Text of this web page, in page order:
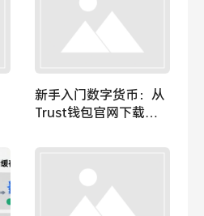
新手入门数字货币：从
Trust钱包官网下载到